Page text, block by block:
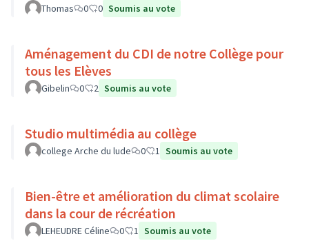
Thomas 0 0 Soumis au vote
Aménagement du CDI de notre Collège pour
tous les Elèves
Gibelin 0 2 Soumis au vote
Studio multimédia au collège
college Arche du lude 0 1 Soumis au vote
Bien-être et amélioration du climat scolaire
dans la cour de récréation
LEHEUDRE Céline 0 1 Soumis au vote